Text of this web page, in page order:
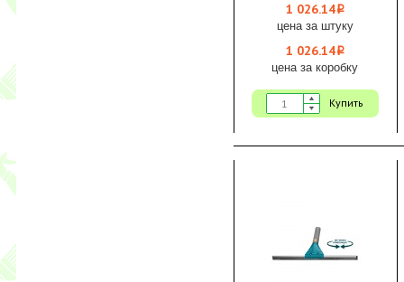
1 026.14i
цена за штуку
1 026.14i
цена за коробку
Купить